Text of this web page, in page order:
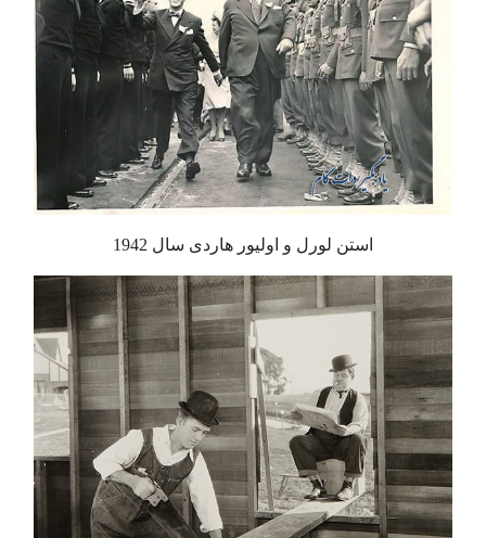
استن لورل و اولیور هاردی سال 1942